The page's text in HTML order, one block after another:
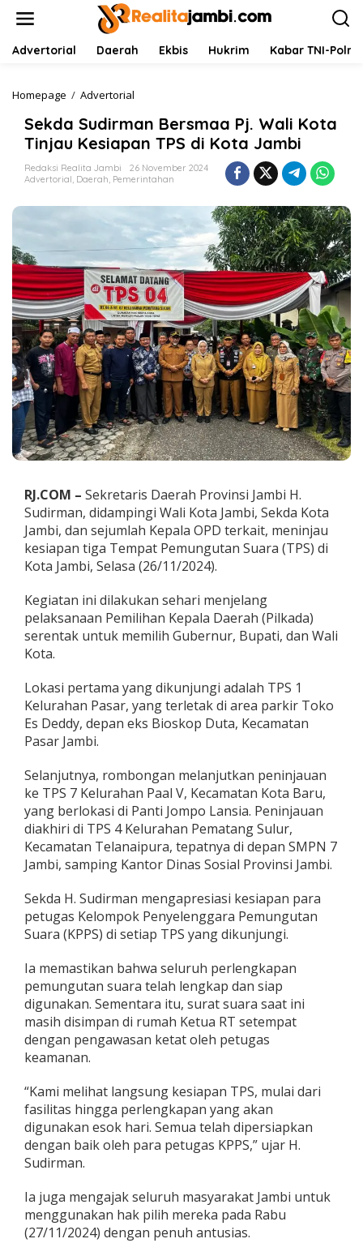
Advertorial Daerah Ekbis Hukrim Kabar TNI-Polri
Homepage / Advertorial
k
d
a
S
u
n
B
e
r
s
m
a
a
P
.
W
a
l
K
o
t
a
T
n
a
u
K
a
p
a
S
d
i
K
o
t
a
a
m
b
i
Sekda Sudirman Bersmaa Pj. Wali Kota
Tinjau Kesiapan TPS di Kota Jambi
Redaksi Realita Jambi
26 November 2024
Advertorial, Daerah, Pemerintahan
RJ.COM – Sekretaris Daerah Provinsi Jambi H.
Sudirman, didampingi Wali Kota Jambi, Sekda Kota
Jambi, dan sejumlah Kepala OPD terkait, meninjau
kesiapan tiga Tempat Pemungutan Suara (TPS) di
Kota Jambi, Selasa (26/11/2024).
Kegiatan ini dilakukan sehari menjelang
pelaksanaan Pemilihan Kepala Daerah (Pilkada)
serentak untuk memilih Gubernur, Bupati, dan Wali
Kota.
Lokasi pertama yang dikunjungi adalah TPS 1
Kelurahan Pasar, yang terletak di area parkir Toko
Es Deddy, depan eks Bioskop Duta, Kecamatan
Pasar Jambi.
Selanjutnya, rombongan melanjutkan peninjauan
ke TPS 7 Kelurahan Paal V, Kecamatan Kota Baru,
yang berlokasi di Panti Jompo Lansia. Peninjauan
diakhiri di TPS 4 Kelurahan Pematang Sulur,
Kecamatan Telanaipura, tepatnya di depan SMPN 7
Jambi, samping Kantor Dinas Sosial Provinsi Jambi.
Sekda H. Sudirman mengapresiasi kesiapan para
petugas Kelompok Penyelenggara Pemungutan
Suara (KPPS) di setiap TPS yang dikunjungi.
Ia memastikan bahwa seluruh perlengkapan
pemungutan suara telah lengkap dan siap
digunakan. Sementara itu, surat suara saat ini
masih disimpan di rumah Ketua RT setempat
dengan pengawasan ketat oleh petugas
keamanan.
“Kami melihat langsung kesiapan TPS, mulai dari
fasilitas hingga perlengkapan yang akan
digunakan esok hari. Semua telah dipersiapkan
dengan baik oleh para petugas KPPS,” ujar H.
Sudirman.
Ia juga mengajak seluruh masyarakat Jambi untuk
menggunakan hak pilih mereka pada Rabu
(27/11/2024) dengan penuh antusias.